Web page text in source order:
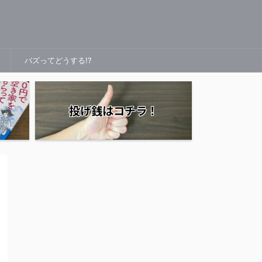
バズってどうする!?
投げ銭はコチラ！